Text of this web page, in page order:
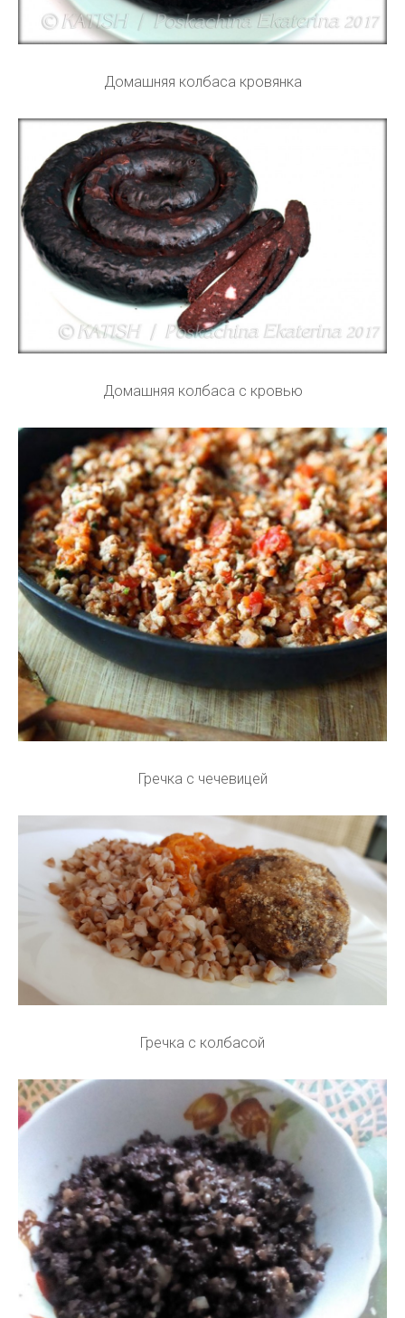
Домашняя колбаса кровянка
Домашняя колбаса с кровью
Гречка с чечевицей
Гречка с колбасой